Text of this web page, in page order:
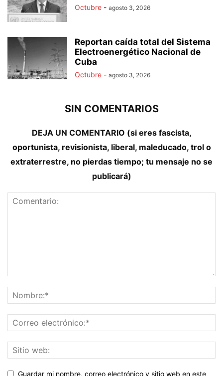
Octubre - agosto 3, 2026
Reportan caída total del Sistema
Electroenergético Nacional de
Cuba
Octubre - agosto 3, 2026
SIN COMENTARIOS
DEJA UN COMENTARIO (si eres fascista,
oportunista, revisionista, liberal, maleducado, trol o
extraterrestre, no pierdas tiempo; tu mensaje no se
publicará)
Guardar mi nombre, correo electrónico y sitio web en este